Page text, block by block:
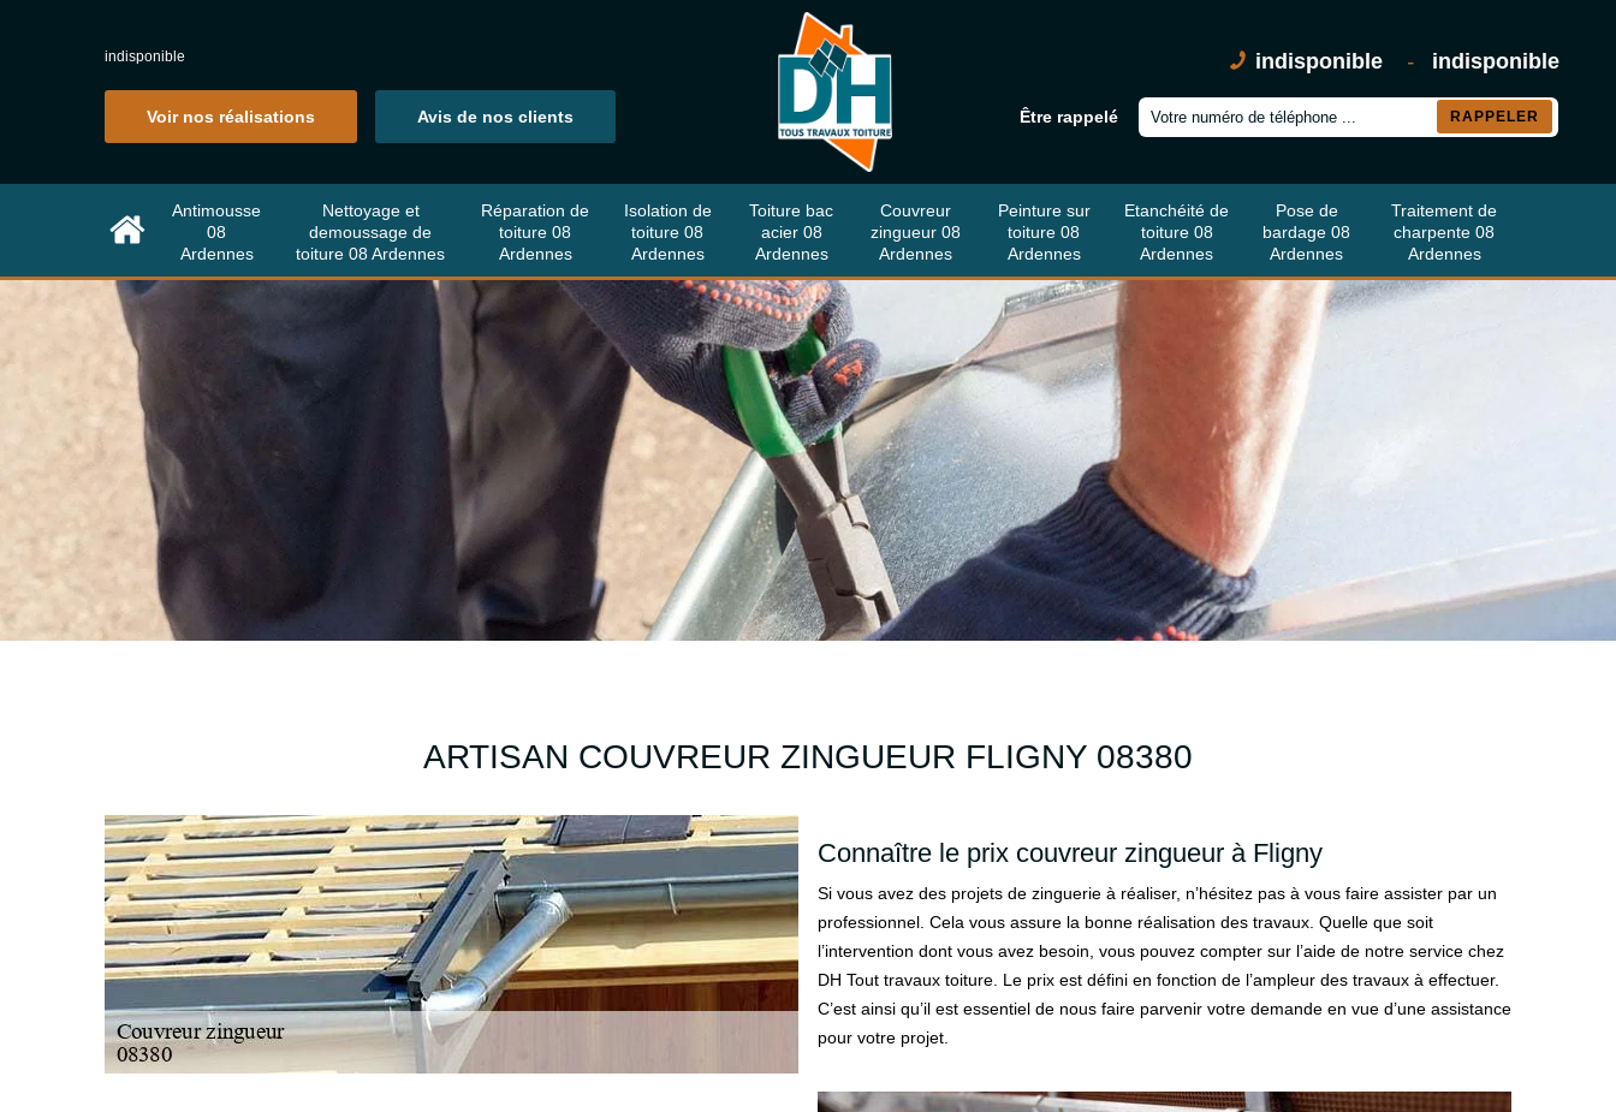
indisponible
Voir nos réalisations Avis de nos clients
indisponible - indisponible
Être rappelé
Antimousse
08
Ardennes
Nettoyage et
demoussage de
toiture 08 Ardennes
Réparation de
toiture 08
Ardennes
Isolation de
toiture 08
Ardennes
Toiture bac
acier 08
Ardennes
Couvreur
zingueur 08
Ardennes
Peinture sur
toiture 08
Ardennes
Etanchéité de
toiture 08
Ardennes
Pose de
bardage 08
Ardennes
Traitement de
charpente 08
Ardennes
ARTISAN COUVREUR ZINGUEUR FLIGNY 08380
Connaître le prix couvreur zingueur à Fligny
Si vous avez des projets de zinguerie à réaliser, n’hésitez pas à vous faire assister par un
professionnel. Cela vous assure la bonne réalisation des travaux. Quelle que soit
l’intervention dont vous avez besoin, vous pouvez compter sur l’aide de notre service chez
DH Tout travaux toiture. Le prix est défini en fonction de l’ampleur des travaux à effectuer.
C’est ainsi qu’il est essentiel de nous faire parvenir votre demande en vue d’une assistance
pour votre projet.